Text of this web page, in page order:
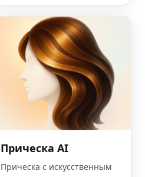
Прическа AI
Прическа с искусственным